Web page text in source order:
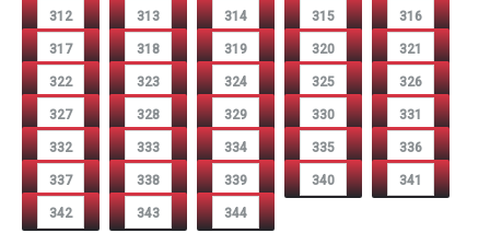
312 313 314 315 316
317 318 319 320 321
322 323 324 325 326
327 328 329 330 331
332 333 334 335 336
337 338 339 340 341
342 343 344